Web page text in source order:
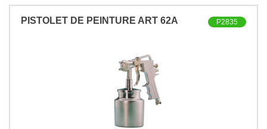
PISTOLET DE PEINTURE ART 62A P2835